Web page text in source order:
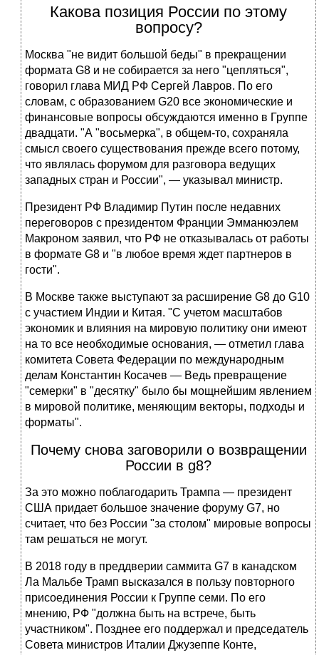
Какова позиция России по этому
вопросу?
Москва "не видит большой беды" в прекращении
формата G8 и не собирается за него "цепляться",
говорил глава МИД РФ Сергей Лавров. По его
словам, с образованием G20 все экономические и
финансовые вопросы обсуждаются именно в Группе
двадцати. "А "восьмерка", в общем-то, сохраняла
смысл своего существования прежде всего потому,
что являлась форумом для разговора ведущих
западных стран и России", — указывал министр.
Президент РФ Владимир Путин после недавних
переговоров с президентом Франции Эмманюэлем
Макроном заявил, что РФ не отказывалась от работы
в формате G8 и "в любое время ждет партнеров в
гости".
В Москве также выступают за расширение G8 до G10
с участием Индии и Китая. "С учетом масштабов
экономик и влияния на мировую политику они имеют
на то все необходимые основания, — отметил глава
комитета Совета Федерации по международным
делам Константин Косачев — Ведь превращение
"семерки" в "десятку" было бы мощнейшим явлением
в мировой политике, меняющим векторы, подходы и
форматы".
Почему снова заговорили о возвращении
России в g8?
За это можно поблагодарить Трампа — президент
США придает большое значение форуму G7, но
считает, что без России "за столом" мировые вопросы
там решаться не могут.
В 2018 году в преддверии саммита G7 в канадском
Ла Мальбе Трамп высказался в пользу повторного
присоединения России к Группе семи. По его
мнению, РФ "должна быть на встрече, быть
участником". Позднее его поддержал и председатель
Совета министров Италии Джузеппе Конте,